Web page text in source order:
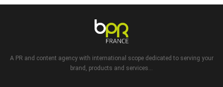
A PR and content agency with international scope dedicated to serving your
brand, products and services...